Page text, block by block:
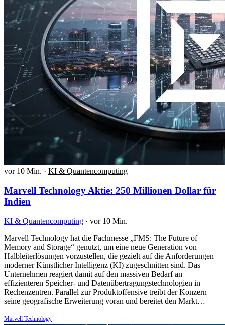
vor 10 Min. · KI & Quantencomputing
Marvell Technology Aktie: 250 Millionen Dollar für
Indien
KI & Quantencomputing · vor 10 Min.
Marvell Technology hat die Fachmesse „FMS: The Future of
Memory and Storage“ genutzt, um eine neue Generation von
Halbleiterlösungen vorzustellen, die gezielt auf die Anforderungen
moderner Künstlicher Intelligenz (KI) zugeschnitten sind. Das
Unternehmen reagiert damit auf den massiven Bedarf an
effizienteren Speicher- und Datenübertragungstechnologien in
Rechenzentren. Parallel zur Produktoffensive treibt der Konzern
seine geografische Erweiterung voran und bereitet den Markt…
Marvell Technology